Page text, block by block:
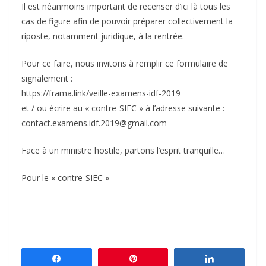
Il est néanmoins important de recenser d’ici là tous les
cas de figure afin de pouvoir préparer collectivement la
riposte, notamment juridique, à la rentrée.
Pour ce faire, nous invitons à remplir ce formulaire de
signalement :
https://frama.link/veille-examens-idf-2019
et / ou écrire au « contre-SIEC » à l’adresse suivante :
contact.examens.idf.2019@gmail.com
Face à un ministre hostile, partons l’esprit tranquille…
Pour le « contre-SIEC »